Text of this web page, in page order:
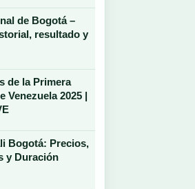
de Bogotá –
resultado y
de la Primera
Venezuela 2025 |
Bogotá: Precios,
y Duración